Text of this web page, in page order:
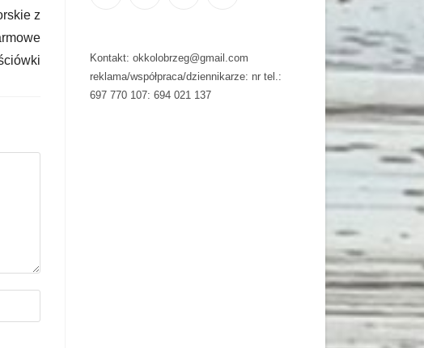
z
Kontakt: okkolobrzeg@gmail.com
reklama/współpraca/dziennikarze: nr tel.:
697 770 107: 694 021 137